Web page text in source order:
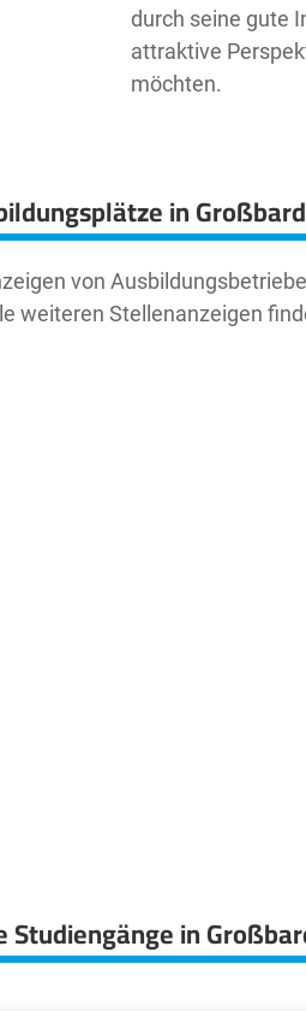
durch seine gute
attraktive
möchten.
in
von
weiteren Stellenanzeigen
Studiengänge in